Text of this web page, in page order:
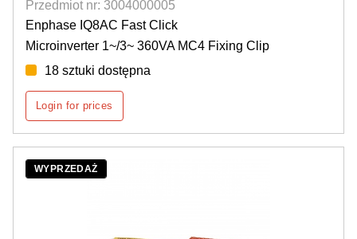
Przedmiot nr: 3004000005
Enphase IQ8AC Fast Click
Microinverter 1~/3~ 360VA MC4 Fixing Clip
18 sztuki dostępna
Login for prices
WYPRZEDAŻ